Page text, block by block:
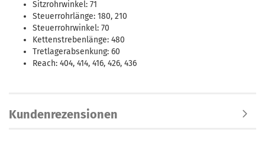
Sitzrohrwinkel: 71
Steuerrohrlänge: 180, 210
Steuerrohrwinkel: 70
Kettenstrebenlänge: 480
Tretlagerabsenkung: 60
Reach: 404, 414, 416, 426, 436
Kundenrezensionen